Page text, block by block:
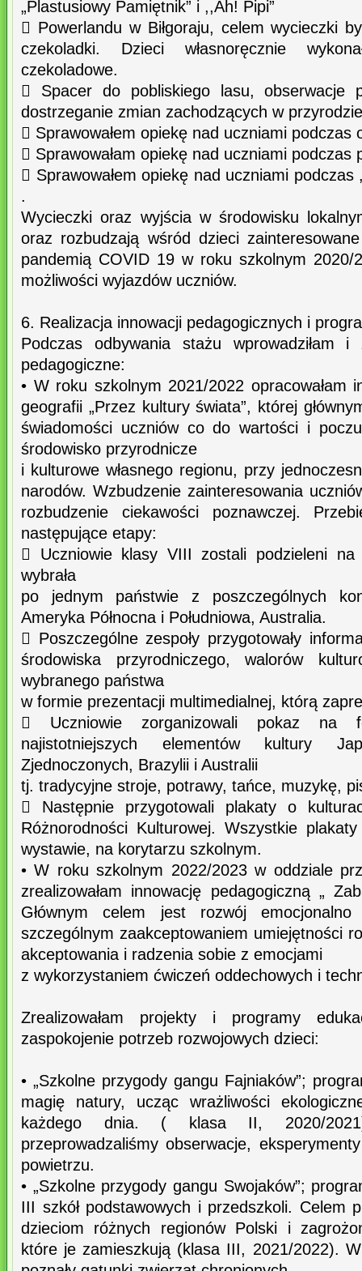
„Plastusiowy Pamiętnik” i ,,Ah! Pipi”
 Powerlandu w Biłgoraju, celem wycieczki
czekoladki. Dzieci własnoręcznie
czekoladowe.
 Spacer do pobliskiego lasu, obserwacje
dostrzeganie zmian zachodzących w
 Sprawowałem opiekę nad uczniami podczas
 Sprawowałam opiekę nad uczniami podczas
 Sprawowałem opiekę nad uczniami podczas
.
Wycieczki oraz wyjścia w środowisku
oraz rozbudzają wśród dzieci
pandemią COVID 19 w roku szkolnym 2020/
możliwości wyjazdów uczniów.
6. Realizacja innowacji pedagogicznych i
Podczas odbywania stażu wprowadziłam i
pedagogiczne:
• W roku szkolnym 2021/2022 opracowałam
geografii „Przez kultury świata”, której
świadomości uczniów co do wartości i
środowisko przyrodnicze
i kulturowe własnego regionu, przy
narodów. Wzbudzenie zainteresowania
rozbudzenie ciekawości poznawczej.
następujące etapy:
 Uczniowie klasy VIII zostali podzieleni
wybrała
po jednym państwie z poszczególnych
Ameryka Północna i Południowa, Australia.
 Poszczególne zespoły przygotowały
środowiska przyrodniczego, walorów
wybranego państwa
w formie prezentacji multimedialnej, którą
 Uczniowie zorganizowali pokaz na
najistotniejszych elementów kultury
Zjednoczonych, Brazylii i Australii
tj. tradycyjne stroje, potrawy, tańce, muzykę,
 Następnie przygotowali plakaty o
Różnorodności Kulturowej. Wszystkie
wystawie, na korytarzu szkolnym.
• W roku szkolnym 2022/2023 w oddziale
zrealizowałam innowację pedagogiczną „
Głównym celem jest rozwój
szczególnym zaakceptowaniem umiejętności
akceptowania i radzenia sobie z emocjami
z wykorzystaniem ćwiczeń oddechowych i
Zrealizowałam projekty i programy
zaspokojenie potrzeb rozwojowych dzieci:
• „Szkolne przygody gangu Fajniaków”;
magię natury, ucząc wrażliwości
każdego dnia. ( klasa II, 2020/
przeprowadzaliśmy obserwacje,
powietrzu.
• „Szkolne przygody gangu Swojaków”;
III szkół podstawowych i przedszkoli. Celem
dzieciom różnych regionów Polski i
które je zamieszkują (klasa III, 2021/2022).